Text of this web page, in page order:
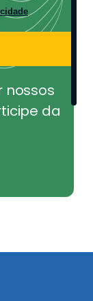
nossos
da